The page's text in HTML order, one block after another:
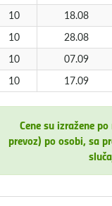
10
18.08
10
28.08
10
07.09
10
17.09
Cene su izražene
prevoz) po osobi, sa